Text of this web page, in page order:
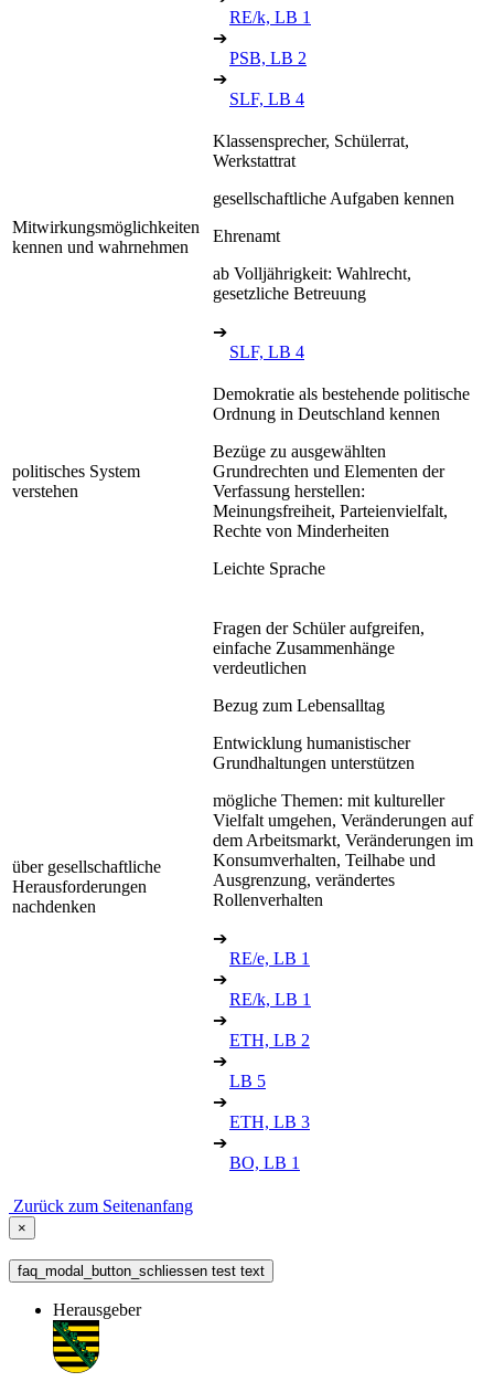
RE/k, LB 1
➔
PSB, LB 2
➔
SLF, LB 4
Mitwirkungsmöglichkeiten
kennen und wahrnehmen
Klassensprecher, Schülerrat,
Werkstattrat
gesellschaftliche Aufgaben kennen
Ehrenamt
ab Volljährigkeit: Wahlrecht,
gesetzliche Betreuung
➔
SLF, LB 4
politisches System
verstehen
Demokratie als bestehende politische
Ordnung in Deutschland kennen
Bezüge zu ausgewählten
Grundrechten und Elementen der
Verfassung herstellen:
Meinungsfreiheit, Parteienvielfalt,
Rechte von Minderheiten
Leichte Sprache
über gesellschaftliche
Herausforderungen
nachdenken
Fragen der Schüler aufgreifen,
einfache Zusammenhänge
verdeutlichen
Bezug zum Lebensalltag
Entwicklung humanistischer
Grundhaltungen unterstützen
mögliche Themen: mit kultureller
Vielfalt umgehen, Veränderungen auf
dem Arbeitsmarkt, Veränderungen im
Konsumverhalten, Teilhabe und
Ausgrenzung, verändertes
Rollenverhalten
➔
RE/e, LB 1
➔
RE/k, LB 1
➔
ETH, LB 2
➔
LB 5
➔
ETH, LB 3
➔
BO, LB 1
Zurück zum Seitenanfang
×
faq_modal_button_schliessen test text
Herausgeber